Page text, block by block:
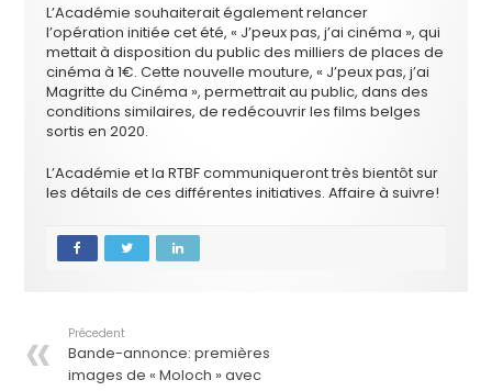
L’Académie souhaiterait également relancer
l’opération initiée cet été, « J’peux pas, j’ai cinéma », qui
mettait à disposition du public des milliers de places de
cinéma à 1€. Cette nouvelle mouture, « J’peux pas, j’ai
Magritte du Cinéma », permettrait au public, dans des
conditions similaires, de redécouvrir les films belges
sortis en 2020.
L’Académie et la RTBF communiqueront très bientôt sur
les détails de ces différentes initiatives. Affaire à suivre!
Précedent
Bande-annonce: premières
images de « Moloch » avec